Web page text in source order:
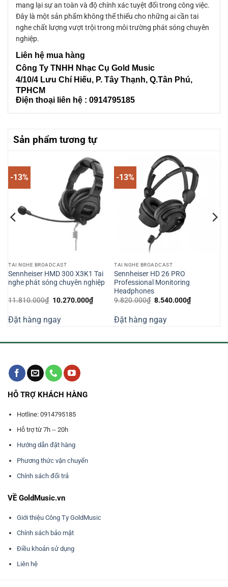
mang lại sự an toàn và độ chính xác tuyệt đối trong công việc.
Đây là một sản phẩm không thể thiếu cho những ai cần tai
nghe chất lượng vượt trội trong môi trường phát sóng chuyên
nghiệp.
Liên hệ mua hàng
Công Ty TNHH Nhạc Cụ Gold Music
4/10/4 Lưu Chí Hiếu, P. Tây Thạnh, Q.Tân Phú,
TPHCM
Điện thoại liên hệ : 0914795185
Sản phẩm tương tự
-13%
TAI NGHE BROADCAST
Sennheiser HMD 300 X3K1 Tai
nghe phát sóng chuyên nghiệp
11.810.000₫ Giá
11.810.000₫.
10.270.000₫Giá
hiện
10.270.000₫.
Đặt hàng ngay
-13%
TAI NGHE BROADCAST
Sennheiser HD 26 PRO
Professional Monitoring
Headphones
9.820.000₫ Giá
9.820.000₫.
8.540.000₫Giá
hiện
Đặt hàng ngay
HỖ TRỢ KHÁCH HÀNG
Hotline: 0914795185
Hỗ trợ từ 7h -- 20h
Hướng dẫn đặt hàng
Phương thức vận chuyển
Chính sách đổi trả
VỀ GoldMusic.vn
Giới thiệu Công Ty GoldMusic
Chính sách bảo mật
Điều khoản sử dụng
Liên hệ